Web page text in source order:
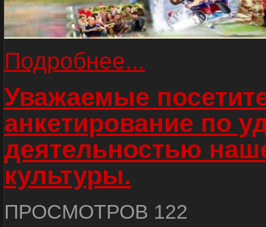
Подробнее...
Уважаемые
анкетирование по
деятельностью
культуры.
ПРОСМОТРОВ 122